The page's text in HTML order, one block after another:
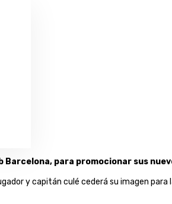
Barcelona, para promocionar sus
y capitán culé cederá su imagen para